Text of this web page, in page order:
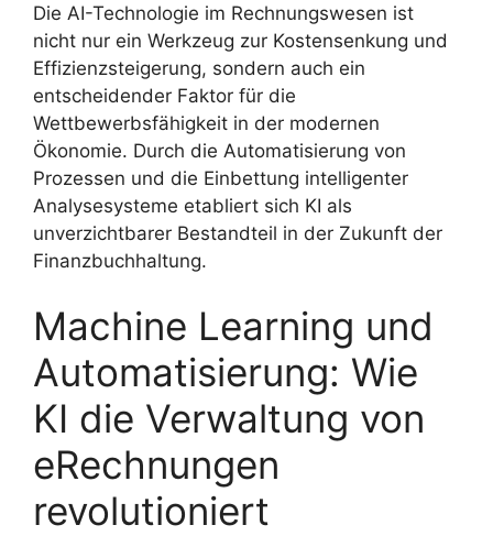
Die AI-Technologie im Rechnungswesen ist
nicht nur ein Werkzeug zur Kostensenkung und
Effizienzsteigerung, sondern auch ein
entscheidender Faktor für die
Wettbewerbsfähigkeit in der modernen
Ökonomie. Durch die Automatisierung von
Prozessen und die Einbettung intelligenter
Analysesysteme etabliert sich KI als
unverzichtbarer Bestandteil in der Zukunft der
Finanzbuchhaltung.
Machine Learning und
Automatisierung: Wie
KI die Verwaltung von
eRechnungen
revolutioniert